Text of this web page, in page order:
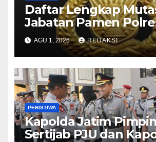
Daftar Lengkap
Jabatan Pamen
Jajaran Polda Jatim
AGU 1, 2026 REDAKSI
PERISTIWA
Kapolda Jatim
Sertijab PJU dan